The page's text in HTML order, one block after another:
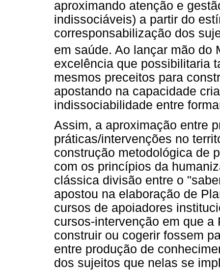
aproximando atenção e
indissociáveis) a partir do
corresponsabilização dos
em saúde. Ao lançar mão do
excelência que possibilitaria
mesmos preceitos para
apostando na capacidade
indissociabilidade entre
Assim, a aproximação entre
práticas/intervenções no
construção metodológica de
com os princípios da
clássica divisão entre o
apostou na elaboração de
cursos de apoiadores
cursos-intervenção em que
construir ou cogerir fossem
entre produção de
dos sujeitos que nelas se